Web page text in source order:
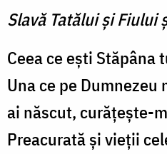
Slavă Tatălui şi Fiului
Ceea ce eşti
Una ce pe Dumnezeu
ai născut, curăţeşte-
Preacurată şi vieţii